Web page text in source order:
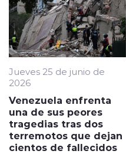
Jueves 25 de junio de
2026
Venezuela enfrenta
una de sus peores
tragedias tras dos
terremotos que dejan
cientos de fallecidos